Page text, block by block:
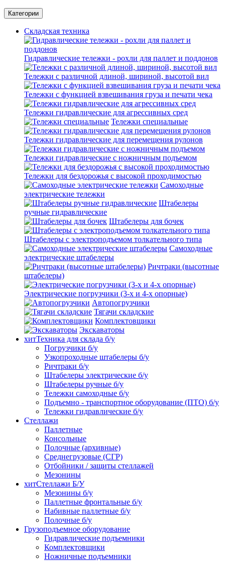
Категории
Складская техника
Гидравлические тележки - рохли для паллет и поддонов
Тележки с различной длиной, шириной, высотой вил
Тележки с функцией взвешивания груза и печати чека
Тележки гидравлические для агрессивных сред
Тележки специальные
Тележки гидравлические для перемещения рулонов
Тележки гидравлические с ножничным подъемом
Тележки для бездорожья с высокой проходимостью
Самоходные
электрические тележки
Штабелеры
ручные гидравлические
Штабелеры для бочек
Штабелеры с электроподъемом толкательного типа
Самоходные
электрические штабелеры
Ричтраки (высотные
штабелеры)
Электрические погрузчики (3-х и 4-х опорные)
Автопогрузчики
Тягачи складские
Комплектовщики
Экскаваторы
хитТехника для склада б/у
Погрузчики б/у
Узкопроходные штабелеры б/у
Ричтраки б/у
Штабелеры электрические б/у
Штабелеры ручные б/у
Тележки самоходные б/у
Подъемно - транспортное оборудование (ПТО) б/у
Тележки гидравлические б/у
Стеллажи
Паллетные
Консольные
Полочные (архивные)
Среднегрузовые (СГР)
Отбойники / защиты стеллажей
Мезонины
хитСтеллажи Б/У
Мезонины б/у
Паллетные фронтальные б/у
Набивные паллетные б/у
Полочные б/у
Грузоподъемное оборудование
Гидравлические подъемники
Комплектовщики
Ножничные подъемники